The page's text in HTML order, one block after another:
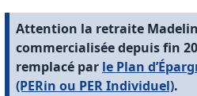
Attention la retraite Madelin
commercialisée depuis fin
remplacé par le Plan
(PERin ou PER Individuel).